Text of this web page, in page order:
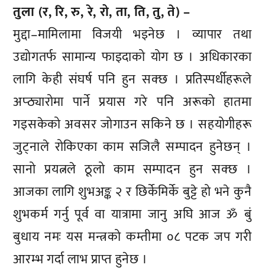
तुला (र, रि, रु, रे, रो, ता, ति, तु, ते) –
मुद्दा–मामिलामा विजयी भइनेछ । व्यापार तथा
उद्योगतर्फ सामान्य फाइदाको योग छ । अधिकारका
लागि केही संघर्ष पनि हुन सक्छ । प्रतिस्पर्धीहरूले
अप्ठ्यारोमा पार्ने प्रयास गरे पनि अरूको हातमा
गइसकेको अवसर जोगाउन सकिने छ । सहयोगीहरू
जुट्नाले रोकिएका काम सजिलै सम्पादन हुनेछन् ।
सानो प्रयत्नले ठूलो काम सम्पादन हुन सक्छ ।
आजका लागि शुभअङ्क २ र छिर्केमिर्के बुट्टे हो भने कुनै
शुभकर्म गर्नु पूर्व वा यात्रामा जानु अघि आज ॐ बुं
बुधाय नमः यस मन्त्रको कम्तीमा ०८ पटक जप गरी
आरम्भ गर्दा लाभ प्राप्त हुनेछ ।